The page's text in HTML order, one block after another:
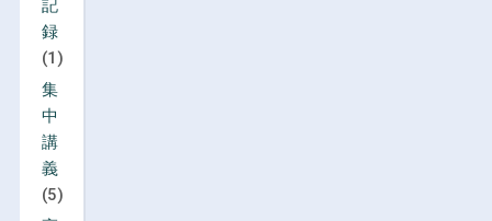
記
録
(1)
集
中
講
義
(5)